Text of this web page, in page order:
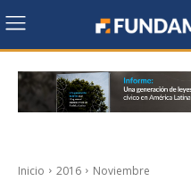
Inicio 2016 Noviembre